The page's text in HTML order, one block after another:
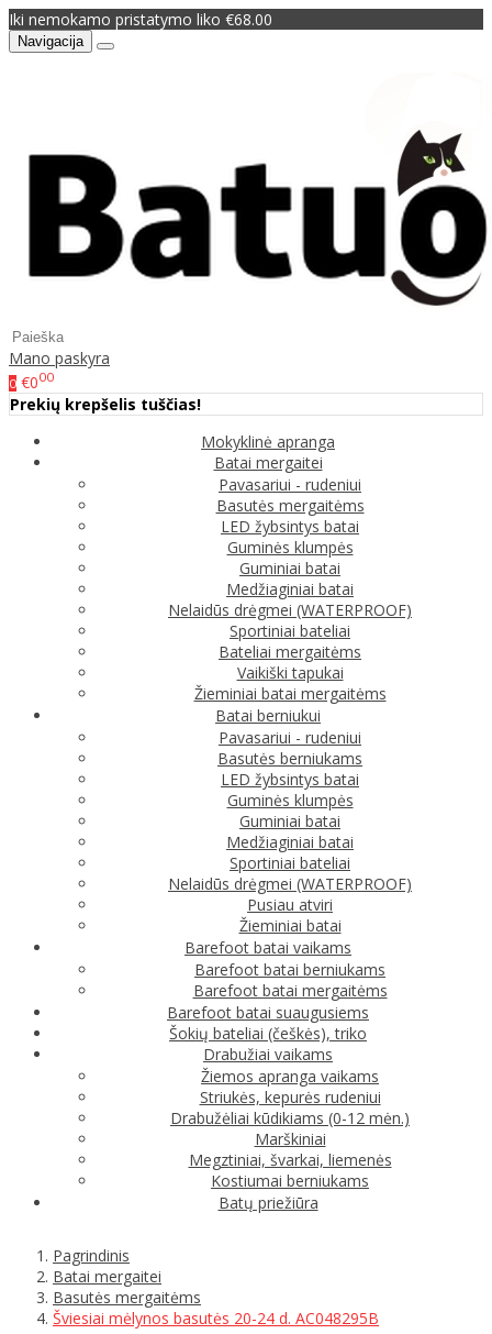
Iki nemokamo pristatymo liko €68.00
Navigacija
Mano paskyra
0 €000
Prekių krepšelis tuščias!
Mokyklinė apranga
Batai mergaitei
Pavasariui - rudeniui
Basutės mergaitėms
LED žybsintys batai
Guminės klumpės
Guminiai batai
Medžiaginiai batai
Nelaidūs drėgmei (WATERPROOF)
Sportiniai bateliai
Bateliai mergaitėms
Vaikiški tapukai
Žieminiai batai mergaitėms
Batai berniukui
Pavasariui - rudeniui
Basutės berniukams
LED žybsintys batai
Guminės klumpės
Guminiai batai
Medžiaginiai batai
Sportiniai bateliai
Nelaidūs drėgmei (WATERPROOF)
Pusiau atviri
Žieminiai batai
Barefoot batai vaikams
Barefoot batai berniukams
Barefoot batai mergaitėms
Barefoot batai suaugusiems
Šokių bateliai (češkės), triko
Drabužiai vaikams
Žiemos apranga vaikams
Striukės, kepurės rudeniui
Drabužėliai kūdikiams (0-12 mėn.)
Marškiniai
Megztiniai, švarkai, liemenės
Kostiumai berniukams
Batų priežiūra
Pagrindinis
Batai mergaitei
Basutės mergaitėms
Šviesiai mėlynos basutės 20-24 d. AC048295B